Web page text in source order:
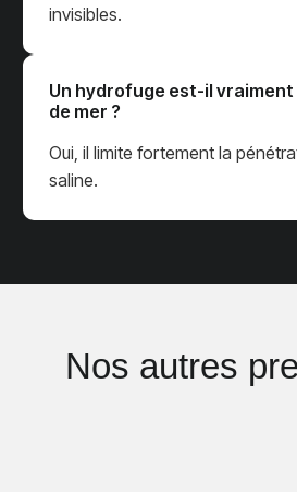
invisibles.
Un hydrofuge est-il
de mer ?
Oui, il limite fortement la
saline.
Nos autres